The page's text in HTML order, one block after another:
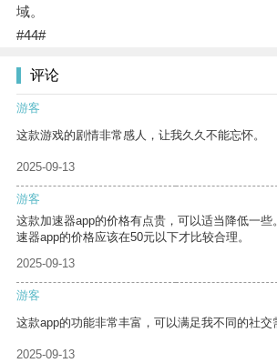
域。
#44#
评论
游客
这款游戏的剧情非常感人，让我久久不能忘怀。
2025-09-13
游客
这款加速器app的价格有点贵，可以适当降低一些
速器app的价格应该在50元以下才比较合理。
2025-09-13
游客
这款app的功能非常丰富，可以满足我不同的社交
2025-09-13